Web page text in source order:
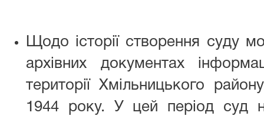
Щодо історії створення суду
архівних документах
території Хмільницького
1944 року. У цей період суд